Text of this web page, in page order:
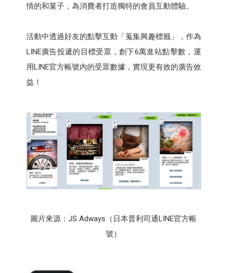
情的和菓子，為消費者打造獨特的會員互動體驗。
活動中透過好友的點擊互動「蒐集興趣標籤」，作為
LINE廣告投遞的目標受眾，創下6萬進站點擊數，運
用LINE官方帳號內的受眾數據，實現更有效的廣告效
益！
圖片來源：JS Adways（日本普利司通LINE官方帳
號）